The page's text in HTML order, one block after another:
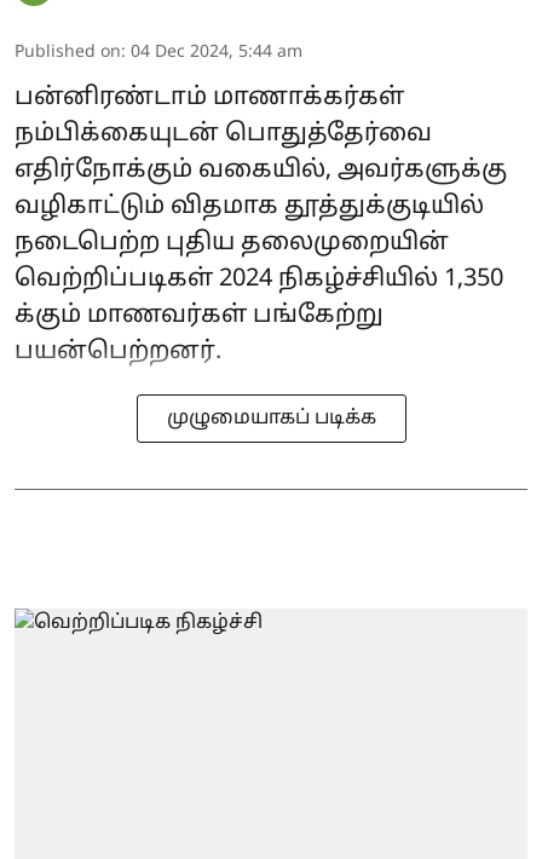
Published on: 04 Dec 2024, 5:44 am
பன்னிரண்டாம் மாணாக்கர்கள்
நம்பிக்கையுடன் பொதுத்தேர்வை
எதிர்நோக்கும் வகையில், அவர்களுக்கு
வழிகாட்டும் விதமாக தூத்துக்குடியில்
நடைபெற்ற புதிய தலைமுறையின்
வெற்றிப்படிகள் 2024 நிகழ்ச்சியில் 1,350
க்கும் மாணவர்கள் பங்கேற்று
பயன்பெற்றனர்.
முழுமையாகப் படிக்க